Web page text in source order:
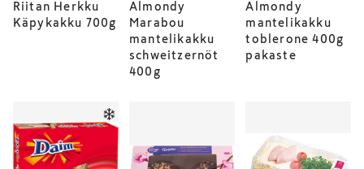
Riitan Herkku
Käpykakku 700g
Almondy
Marabou
mantelikakku
schweitzernöt
400g
Almondy
mantelikakku
toblerone 400g
pakaste